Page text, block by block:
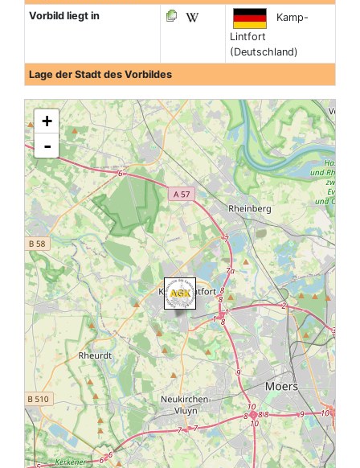
Vorbild liegt in
Kamp-
Lintfort
(Deutschland)
Lage der Stadt des Vorbildes
+
-